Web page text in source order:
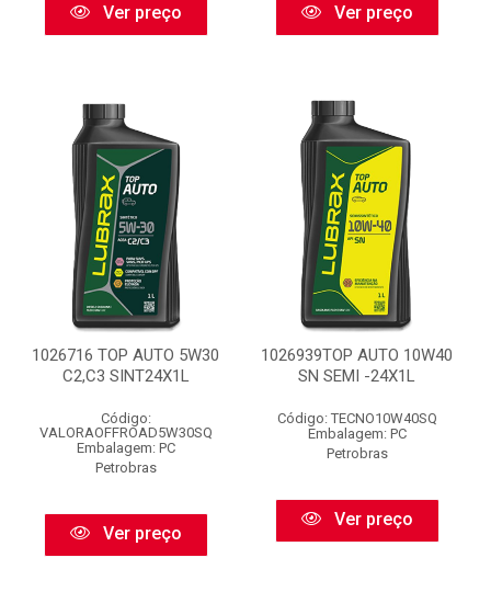
Ver preço Ver preço
1026716 TOP AUTO 5W30
C2,C3 SINT24X1L
Código:
VALORAOFFROAD5W30SQ
Embalagem: PC
Petrobras
Ver preço
1026939TOP AUTO 10W40
SN SEMI -24X1L
Código: TECNO10W40SQ
Embalagem: PC
Petrobras
Ver preço